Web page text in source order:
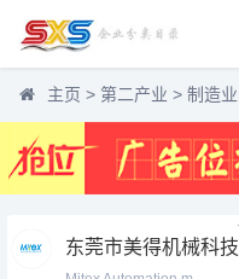
主页 > 第二产业 > 制造业
东莞市美得机械科技
有限公司Dongguan